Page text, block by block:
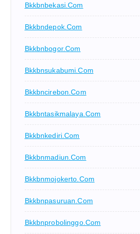
Bkkbnbekasi.com
Bkkbndepok.com
Bkkbnbogor.com
Bkkbnsukabumi.com
Bkkbncirebon.com
Bkkbntasikmalaya.com
Bkkbnkediri.com
Bkkbnmadiun.com
Bkkbnmojokerto.com
Bkkbnpasuruan.com
Bkkbnprobolinggo.com